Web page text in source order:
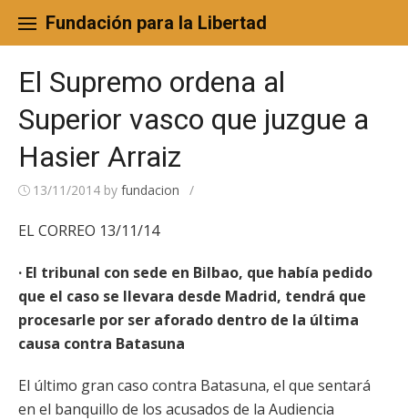
content
Fundación para la Libertad
El Supremo ordena al
Superior vasco que juzgue a
Hasier Arraiz
13/11/2014 by fundacion /
EL CORREO 13/11/14
· El tribunal con sede en Bilbao, que había pedido
que el caso se llevara desde Madrid, tendrá que
procesarle por ser aforado dentro de la última
causa contra Batasuna
El último gran caso contra Batasuna, el que sentará
en el banquillo de los acusados de la Audiencia